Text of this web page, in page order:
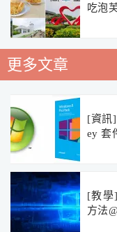
吃泡
更多文章
[資訊
ey 套
[教學
方法